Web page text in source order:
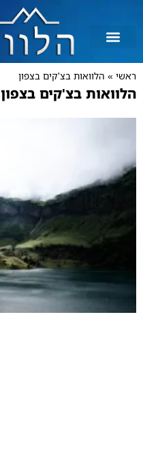
ראשי » הלוואות בצ'קים בצפון
הלוואות בצ'קים בצפון